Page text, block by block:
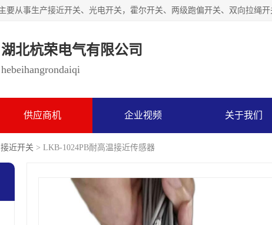
湖北杭荣电气有限公司
hebeihangrondaiqi
供应商机 企业视频 关于我们
接近开关 > LKB-1024PB耐高温接近传感器